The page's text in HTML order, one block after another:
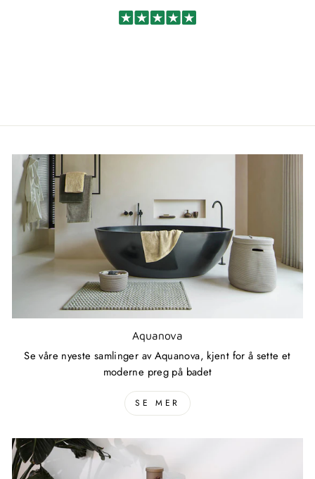
Aquanova
Se våre nyeste samlinger av Aquanova, kjent for å sette et
moderne preg på badet
SE MER